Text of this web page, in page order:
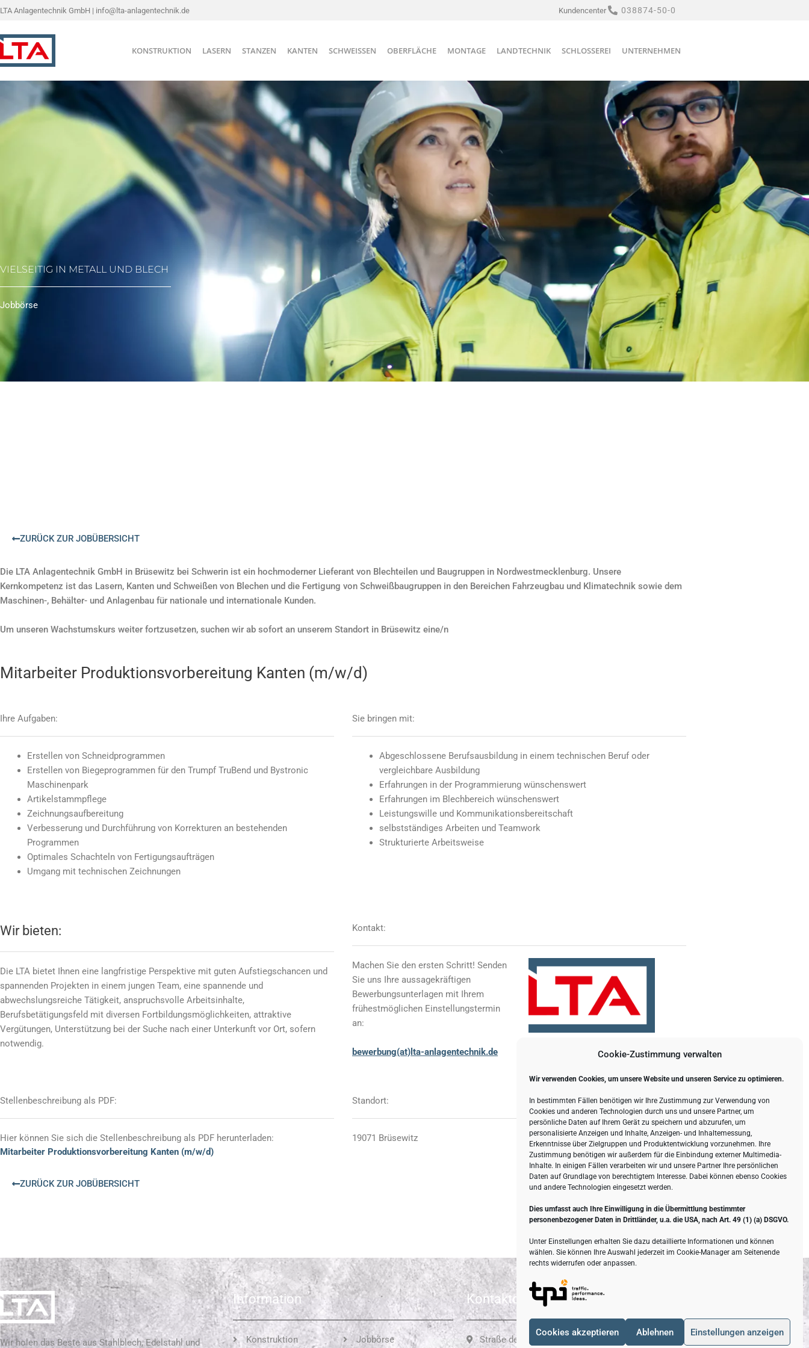
Cookie-Zustimmung verwalten
Wir verwenden Cookies, um unsere Website und unseren Service zu optimieren.
In bestimmten Fällen benötigen wir Ihre Zustimmung zur Verwendung von
Cookies und anderen Technologien durch uns und unsere Partner, um
persönliche Daten auf Ihrem Gerät zu speichern und abzurufen, um
personalisierte Anzeigen und Inhalte, Anzeigen- und Inhaltemessung,
Erkenntnisse über Zielgruppen und Produktentwicklung vorzunehmen. Ihre
Zustimmung benötigen wir außerdem für die Einbindung externer Multimedia-
Inhalte. In einigen Fällen verarbeiten wir und unsere Partner Ihre persönlichen
Daten auf Grundlage von berechtigtem Interesse. Dabei können ebenso Cookies
und andere Technologien eingesetzt werden.
Dies umfasst auch Ihre Einwilligung in die Übermittlung bestimmter
personenbezogener Daten in Drittländer, u.a. die USA, nach Art. 49 (1) (a) DSGVO.
Unter Einstellungen erhalten Sie dazu detaillierte Informationen und können
wählen. Sie können Ihre Auswahl jederzeit im Cookie-Manager am Seitenende
rechts widerrufen oder anpassen.
Cookies akzeptieren Ablehnen Einstellungen anzeigen
Zum
springen
LTA Anlagentechnik GmbH | info@lta-anlagentechnik.de Kundencenter 038874-50-0
KONSTRUKTION LASERN STANZEN KANTEN SCHWEISSEN OBERFLÄCHE MONTAGE LANDTECHNIK SCHLOSSEREI UNTERNEHMEN
VIELSEITIG IN METALL UND BLECH
Jobbörse
ZURÜCK ZUR JOBÜBERSICHT
Die LTA Anlagentechnik GmbH in Brüsewitz bei Schwerin ist ein hochmoderner Lieferant von Blechteilen und Baugruppen in Nordwestmecklenburg. Unsere
Kernkompetenz ist das Lasern, Kanten und Schweißen von Blechen und die Fertigung von Schweißbaugruppen in den Bereichen Fahrzeugbau und Klimatechnik sowie dem
Maschinen-, Behälter- und Anlagenbau für nationale und internationale Kunden.
Um unseren Wachstumskurs weiter fortzusetzen, suchen wir ab sofort an unserem Standort in Brüsewitz eine/n
Mitarbeiter Produktionsvorbereitung Kanten (m/w/d)
Ihre Aufgaben:
Erstellen von Schneidprogrammen
Erstellen von Biegeprogrammen für den Trumpf TruBend und Bystronic
Maschinenpark
Artikelstammpflege
Zeichnungsaufbereitung
Verbesserung und Durchführung von Korrekturen an bestehenden
Programmen
Optimales Schachteln von Fertigungsaufträgen
Umgang mit technischen Zeichnungen
Sie bringen mit:
Abgeschlossene Berufsausbildung in einem technischen Beruf oder
vergleichbare Ausbildung
Erfahrungen in der Programmierung wünschenswert
Erfahrungen im Blechbereich wünschenswert
Leistungswille und Kommunikationsbereitschaft
selbstständiges Arbeiten und Teamwork
Strukturierte Arbeitsweise
Wir bieten:
Die LTA bietet Ihnen eine langfristige Perspektive mit guten Aufstiegschancen und
spannenden Projekten in einem jungen Team, eine spannende und
abwechslungsreiche Tätigkeit, anspruchsvolle Arbeitsinhalte,
Berufsbetätigungsfeld mit diversen Fortbildungsmöglichkeiten, attraktive
Vergütungen, Unterstützung bei der Suche nach einer Unterkunft vor Ort, sofern
notwendig.
Kontakt:
Machen Sie den ersten Schritt! Senden
Sie uns Ihre aussagekräftigen
Bewerbungsunterlagen mit Ihrem
frühestmöglichen Einstellungstermin
an:
bewerbung(at)lta-anlagentechnik.de
Stellenbeschreibung als PDF:
Hier können Sie sich die Stellenbeschreibung als PDF herunterladen:
Mitarbeiter Produktionsvorbereitung Kanten (m/w/d)
ZURÜCK ZUR JOBÜBERSICHT
Standort:
19071 Brüsewitz
Wir holen das Beste aus Stahlblech, Edelstahl und
Information
Konstruktion Jobbörse
Kontaktdaten
Straße der DSF 52 in 19071 Brüsewitz